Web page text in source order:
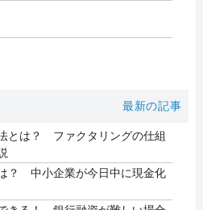
最新の記事
とは？ ファクタリングの仕組
？ 中小企業が今日中に現金化